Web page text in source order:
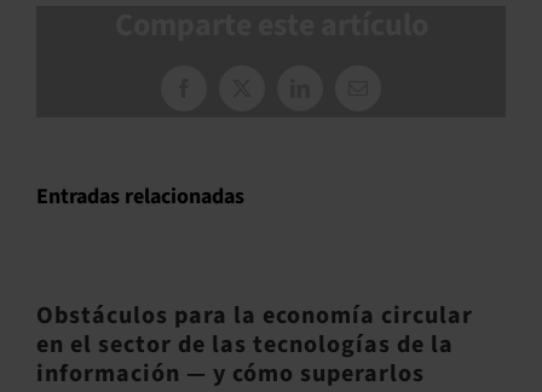
Entradas relacionadas
Obstáculos para la economía circular
en el sector de las tecnologías de la
información — y cómo superarlos